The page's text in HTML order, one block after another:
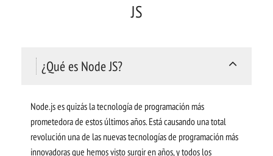
JS
¿Qué es Node JS?
Node.js es quizás la tecnología de programación más
prometedora de estos últimos años. Está causando una total
revolución una de las nuevas tecnologías de programación más
innovadoras que hemos visto surgir en años, y todos los